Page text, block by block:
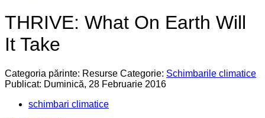
THRIVE: What On Earth Will
It Take
Categoria părinte: Resurse Categorie: Schimbarile climatice
Publicat: Duminică, 28 Februarie 2016
schimbari climatice